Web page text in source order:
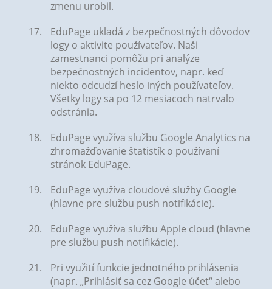
zmenu urobil.
EduPage ukladá z bezpečnostných dôvodov
logy o aktivite používateľov. Naši
zamestnanci pomôžu pri analýze
bezpečnostných incidentov, napr. keď
niekto odcudzí heslo iných používateľov.
Všetky logy sa po 12 mesiacoch natrvalo
odstránia.
EduPage využíva službu Google Analytics na
zhromažďovanie štatistík o používaní
stránok EduPage.
EduPage využíva cloudové služby Google
(hlavne pre službu push notifikácie).
EduPage využíva službu Apple cloud (hlavne
pre službu push notifikácie).
Pri využití funkcie jednotného prihlásenia
(napr. „Prihlásiť sa cez Google účet“ alebo